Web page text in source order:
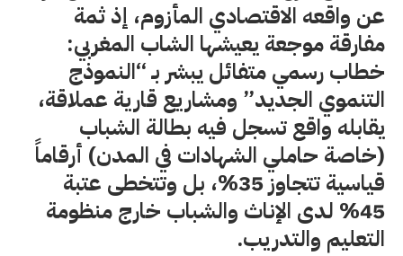
عن واقعه الاقتصادي المأزوم، إذ ثمة
مفارقة موجعة يعيشها الشاب المغربي:
خطاب رسمي متفائل يبشر بـ “النموذج
التنموي الجديد” ومشاريع قارية عملاقة،
يقابله واقع تسجل فيه بطالة الشباب
(خاصة حاملي الشهادات في المدن) أرقاماً
قياسية تتجاوز 35%، بل وتتخطى عتبة
45% لدى الإناث والشباب خارج منظومة
التعليم والتدريب.